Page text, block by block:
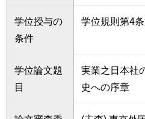
学位授与の
条件
学位規則第4
学位論文題
目
実業之日本社
史への序章